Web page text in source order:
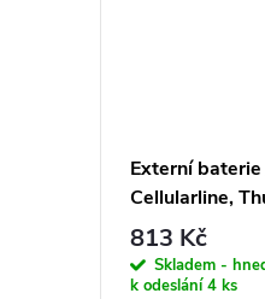
Externí
Cellularline,
10000mAh
813 Kč
Skladem -
k odeslání4 ks